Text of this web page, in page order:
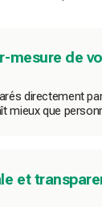
mesure de
directement
mieux que
et